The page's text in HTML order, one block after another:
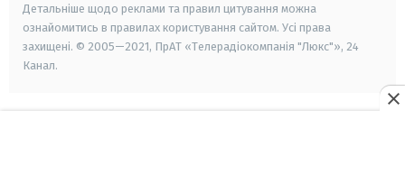
Детальніше щодо реклами та правил цитування можна
ознайомитись в правилах користування сайтом. Усі права
захищені. © 2005—2021, ПрАТ «Телерадіокомпанія "Люкс"», 24
Канал.